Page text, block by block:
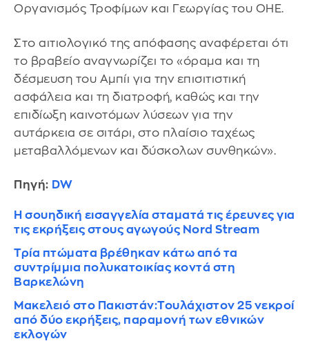
Οργανισμός Τροφίμων και Γεωργίας του ΟΗΕ.
Στο αιτιολογικό της απόφασης αναφέρεται ότι
το βραβείο αναγνωρίζει το «όραμα και τη
δέσμευση του Αμπίι για την επισιτιστική
ασφάλεια και τη διατροφή, καθώς και την
επιδίωξη καινοτόμων λύσεων για την
αυτάρκεια σε σιτάρι, στο πλαίσιο ταχέως
μεταβαλλόμενων και δύσκολων συνθηκών».
Πηγή: DW
Η σουηδική εισαγγελία σταματά τις έρευνες για
τις εκρήξεις στους αγωγούς Nord Stream
Τρία πτώματα βρέθηκαν κάτω από τα
συντρίμμια πολυκατοικίας κοντά στη
Βαρκελώνη
Μακελειό στο Πακιστάν:Τουλάχιστον 25 νεκροί
από δύο εκρήξεις, παραμονή των εθνικών
εκλογών